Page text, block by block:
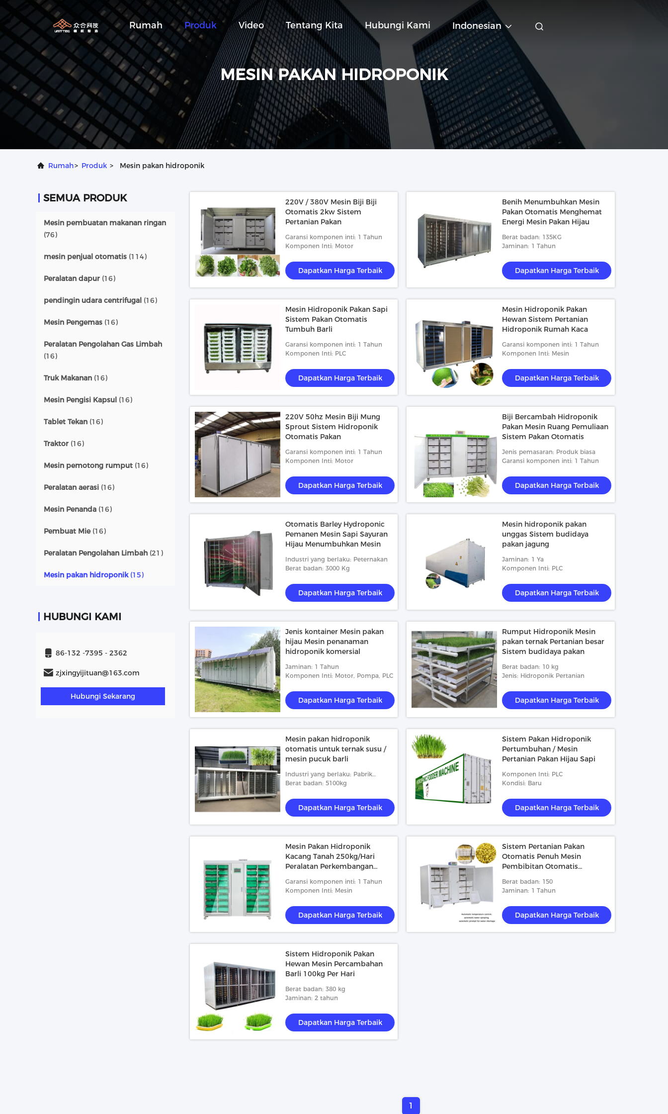
Rumah Produk Video Tentang Kita Hubungi Kami Indonesian
MESIN PAKAN HIDROPONIK
Rumah> Produk > Mesin pakan hidroponik
SEMUA PRODUK
Mesin pembuatan makanan ringan
(76)
mesin penjual otomatis (114)
Peralatan dapur (16)
pendingin udara centrifugal (16)
Mesin Pengemas (16)
Peralatan Pengolahan Gas Limbah
(16)
Truk Makanan (16)
Mesin Pengisi Kapsul (16)
Tablet Tekan (16)
Traktor (16)
Mesin pemotong rumput (16)
Peralatan aerasi (16)
Mesin Penanda (16)
Pembuat Mie(16)
Peralatan Pengolahan Limbah (21)
Mesin pakan hidroponik(15)
HUBUNGI KAMI
86-132 -7395 - 2362
zjxingyijituan@163.com
Hubungi Sekarang
220V / 380V Mesin Biji Biji
Otomatis 2kw Sistem
Pertanian Pakan
Garansi komponen inti: 1 Tahun
Komponen Inti: Motor
Dapatkan Harga Terbaik
Benih Menumbuhkan Mesin
Pakan Otomatis Menghemat
Energi Mesin Pakan Hijau
Berat badan: 135KG
Jaminan: 1 Tahun
Dapatkan Harga Terbaik
Mesin Hidroponik Pakan Sapi
Sistem Pakan Otomatis
Tumbuh Barli
Garansi komponen inti: 1 Tahun
Komponen Inti: PLC
Dapatkan Harga Terbaik
Mesin Hidroponik Pakan
Hewan Sistem Pertanian
Hidroponik Rumah Kaca
Garansi komponen inti: 1 Tahun
Komponen Inti: Mesin
Dapatkan Harga Terbaik
220V 50hz Mesin Biji Mung
Sprout Sistem Hidroponik
Otomatis Pakan
Garansi komponen inti: 1 Tahun
Komponen Inti: Motor
Dapatkan Harga Terbaik
Biji Bercambah Hidroponik
Pakan Mesin Ruang Pemuliaan
Sistem Pakan Otomatis
Jenis pemasaran: Produk biasa
Garansi komponen inti: 1 Tahun
Dapatkan Harga Terbaik
Otomatis Barley Hydroponic
Pemanen Mesin Sapi Sayuran
Hijau Menumbuhkan Mesin
Industri yang berlaku: Peternakan
Berat badan: 3000 Kg
Dapatkan Harga Terbaik
Mesin hidroponik pakan
unggas Sistem budidaya
pakan jagung
Jaminan: 1 Ya
Komponen Inti: PLC
Dapatkan Harga Terbaik
Jenis kontainer Mesin pakan
hijau Mesin penanaman
hidroponik komersial
Jaminan: 1 Tahun
Komponen Inti: Motor, Pompa, PLC
Dapatkan Harga Terbaik
Rumput Hidroponik Mesin
pakan ternak Pertanian besar
Sistem budidaya pakan
Berat badan: 10 kg
Jenis: Hidroponik Pertanian
Dapatkan Harga Terbaik
Mesin pakan hidroponik
otomatis untuk ternak susu /
mesin pucuk barli
Industri yang berlaku: Pabrik
Manufaktur
Berat badan: 5100kg
Dapatkan Harga Terbaik
Sistem Pakan Hidroponik
Pertumbuhan / Mesin
Pertanian Pakan Hijau Sapi
Komponen Inti: PLC
Kondisi: Baru
Dapatkan Harga Terbaik
Mesin Pakan Hidroponik
Kacang Tanah 250kg/Hari
Peralatan Perkembangan
Garansi komponen inti: 1 Tahun
Komponen Inti: Mesin
Dapatkan Harga Terbaik
Sistem Pertanian Pakan
Otomatis Penuh Mesin
Pembibitan Otomatis
Berat badan: 150
Jaminan: 1 Tahun
Dapatkan Harga Terbaik
Sistem Hidroponik Pakan
Hewan Mesin Percambahan
Barli 100kg Per Hari
Berat badan: 380 kg
Jaminan: 2 tahun
Dapatkan Harga Terbaik
1